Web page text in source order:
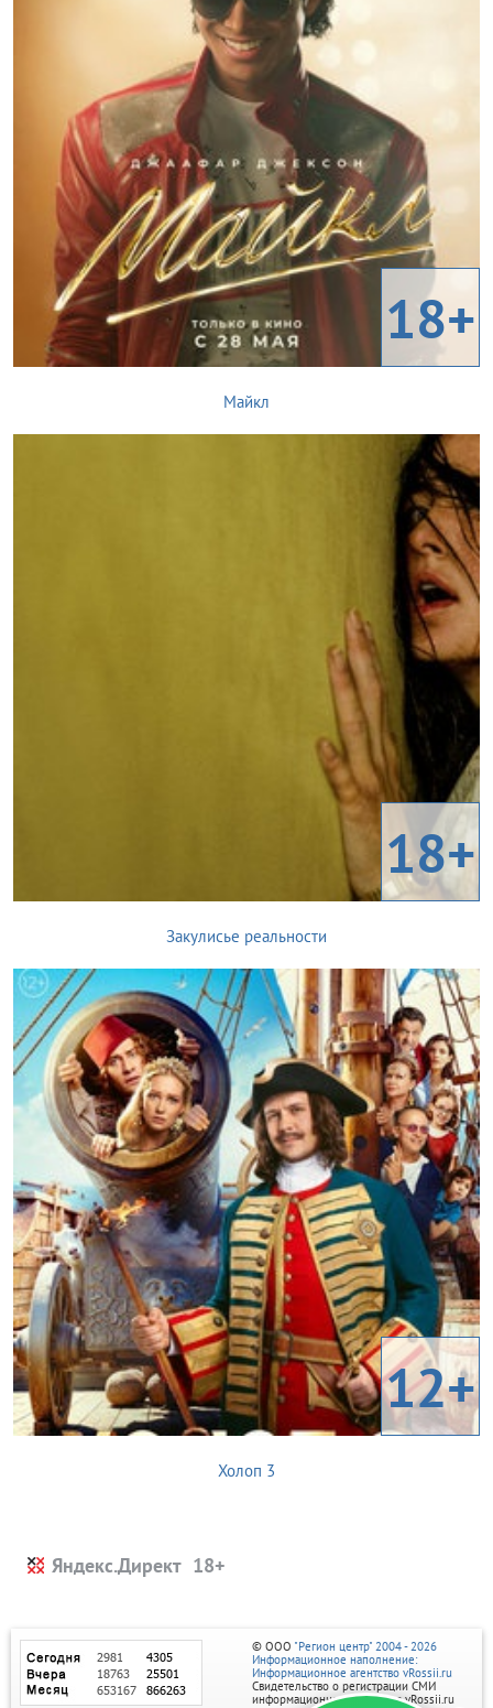
18+
Майкл
18+
Закулисье реальности
12+
Холоп 3
Яндекс.Директ
© ООО "Регион центр" 2004 - 2026
Информационное наполнение:
Информационное агентство vRossii.ru
Свидетельство о регистрации СМИ
информационного агентства vRossii.ru